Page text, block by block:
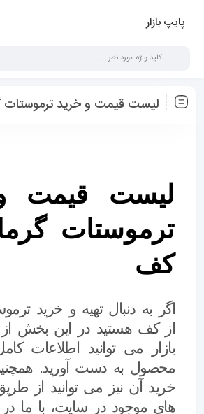
پایپ بازار
لیست قیمت و خرید ترموستات
لیست قیمت
ترموستات
کف
اگر به دنبال تهیه و خرید
از کف هستید در این بخش
بازار می توانید اطلاعات
محصول به دست آورید.
خرید آن نیز می توانید از
های موجود در سایت، با ما در